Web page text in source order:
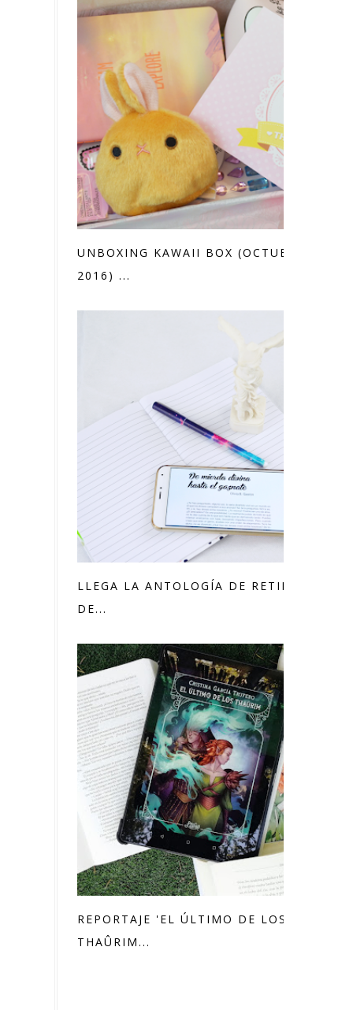
UNBOXING KAWAII BOX (OCTUBRE
2016) ...
LLEGA LA ANTOLOGÍA DE RETILLINGS
DE...
REPORTAJE 'EL ÚLTIMO DE LOS
THAÛRIM...